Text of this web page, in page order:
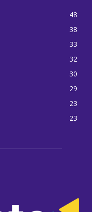
48
38
33
32
30
29
23
23